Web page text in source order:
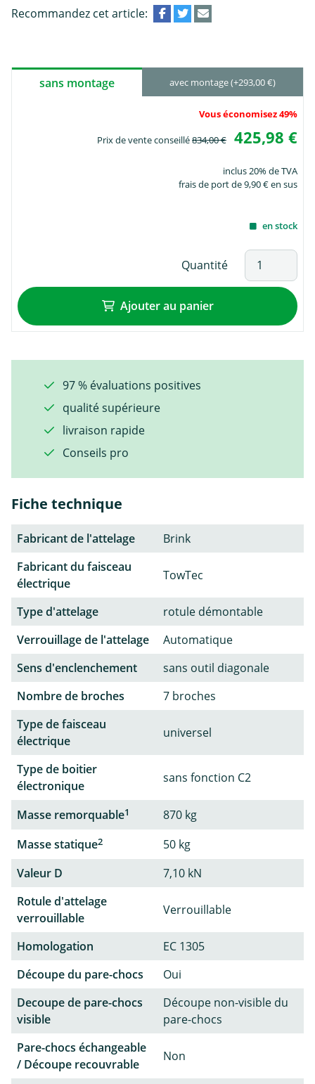
Recommandez cet article:
sans montage avec montage (+293,00 €)
Vous économisez 49%
Prix de vente conseillé834,00 € 425,98 €
inclus 20% de TVA
frais de port de 9,90 € en sus
en stock
Quantité
Ajouter au panier
97 % évaluations positives
qualité supérieure
livraison rapide
Conseils pro
Fiche technique
Fabricant de l'attelage
Brink
Fabricant du faisceau
électrique
TowTec
Type d'attelage
rotule démontable
Verrouillage de l'attelage
Automatique
Sens d'enclenchement
sans outil diagonale
Nombre de broches
7 broches
Type de faisceau
électrique
universel
Type de boitier
électronique
sans fonction C2
Masse remorquable1
870 kg
Masse statique2
50 kg
Valeur D
7,10 kN
Rotule d'attelage
verrouillable
Verrouillable
Homologation
EC 1305
Découpe du pare-chocs
Oui
Decoupe de pare-chocs
visible
Découpe non-visible du
pare-chocs
Pare-chocs échangeable
/ Découpe recouvrable
Non